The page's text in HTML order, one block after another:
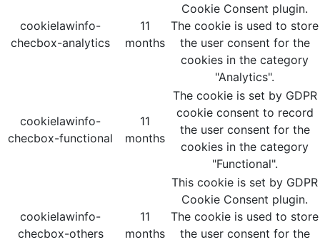
cookielawinfo-
checbox-analytics
11
months
Cookie Consent plugin.
The cookie is used to store
the user consent for the
cookies in the category
"Analytics".
cookielawinfo-
checbox-functional
11
months
The cookie is set by GDPR
cookie consent to record
the user consent for the
cookies in the category
"Functional".
cookielawinfo-
checbox-others
11
months
This cookie is set by GDPR
Cookie Consent plugin.
The cookie is used to store
the user consent for the